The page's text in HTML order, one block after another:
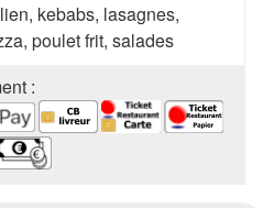
kebabs, lasagnes,
poulet frit, salades
: